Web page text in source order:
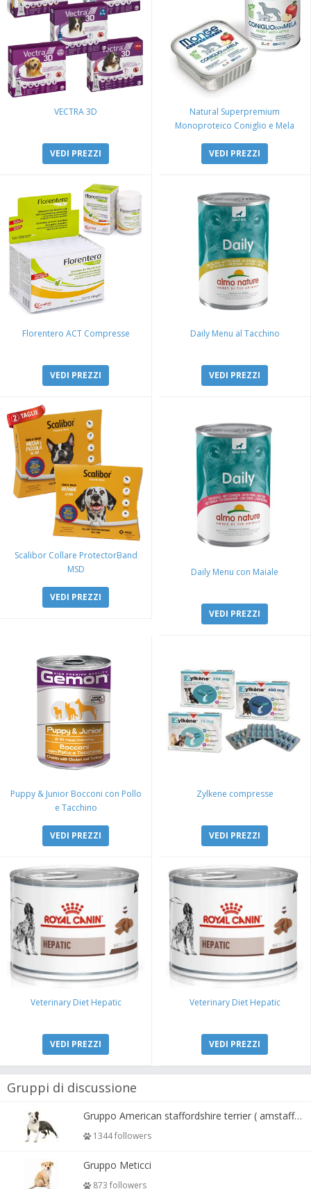
VECTRA 3D
VEDI PREZZI
Natural Superpremium
Monoproteico Coniglio e Mela
VEDI PREZZI
Florentero ACT Compresse
VEDI PREZZI
Daily Menu al Tacchino
VEDI PREZZI
Scalibor Collare ProtectorBand
MSD
VEDI PREZZI
Daily Menu con Maiale
VEDI PREZZI
Puppy & Junior Bocconi con Pollo
e Tacchino
VEDI PREZZI
Zylkene compresse
VEDI PREZZI
Veterinary Diet Hepatic
VEDI PREZZI
Veterinary Diet Hepatic
VEDI PREZZI
Gruppi di discussione
Gruppo American staffordshire terrier ( amstaff, amastaff )
1344 followers
Gruppo Meticci
873 followers